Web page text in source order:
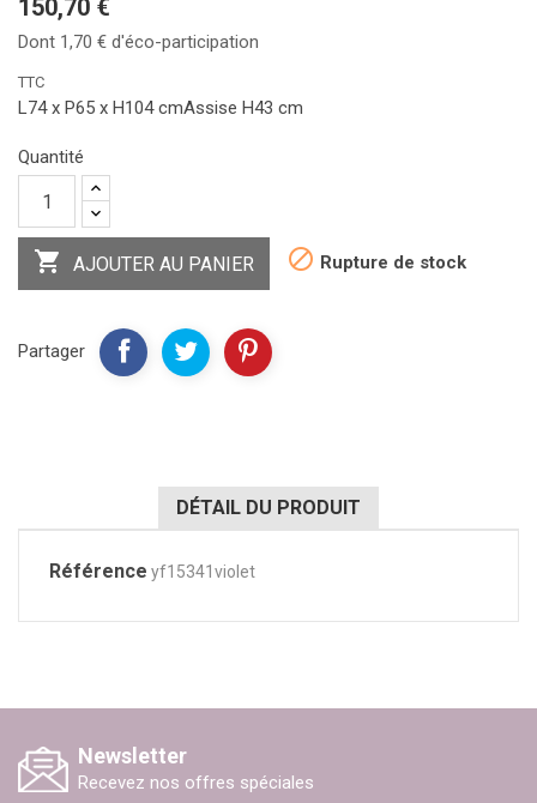
150,70 €
Dont 1,70 € d'éco-participation
TTC
L74 x P65 x H104 cmAssise H43 cm
Quantité
 AJOUTER AU PANIER  Rupture de stock
Partager
DÉTAIL DU PRODUIT
Référence yf15341violet
Newsletter
Recevez nos offres spéciales